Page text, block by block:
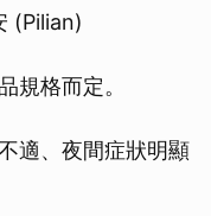
(Pilian)
規格而定。
適、夜間症狀明顯